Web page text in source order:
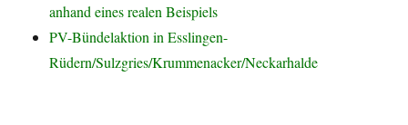
anhand eines realen Beispiels
PV-Bündelaktion in Esslingen-
Rüdern/Sulzgries/Krummenacker/Neckarhalde